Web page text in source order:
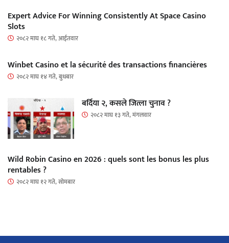
Expert Advice For Winning Consistently At Space Casino
Slots
२०८२ माघ १८ गते, आईतवार
Winbet Casino et la sécurité des transactions financières
२०८२ माघ १४ गते, बुधबार
बर्दिया २, कसले जित्ला चुनाव ?
२०८२ माघ १३ गते, मंगलवार
Wild Robin Casino en 2026 : quels sont les bonus les plus
rentables ?
२०८२ माघ १२ गते, सोमबार